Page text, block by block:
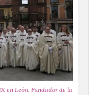
en León. Fundador de la